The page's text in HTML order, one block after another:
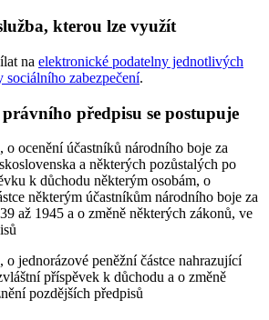
kterou lze využít
na elektronické podatelny jednotlivých
zabezpečení.
předpisu se postupuje
o ocenění účastníků národního boje za
a některých pozůstalých po
k důchodu některým osobám, o
některým účastníkům národního boje za
až 1945 a o změně některých zákonů, ve
jednorázové peněžní částce nahrazující
příspěvek k důchodu a o změně
pozdějších předpisů